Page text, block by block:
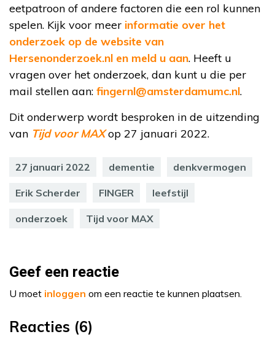
eetpatroon of andere factoren die een rol kunnen
spelen. Kijk voor meer informatie over het
onderzoek op de website van
Hersenonderzoek.nl en meld u aan. Heeft u
vragen over het onderzoek, dan kunt u die per
mail stellen aan: fingernl@amsterdamumc.nl.
Dit onderwerp wordt besproken in de uitzending
van Tijd voor MAX op 27 januari 2022.
27 januari 2022 dementie denkvermogen
Erik Scherder FINGER leefstijl
onderzoek Tijd voor MAX
Geef een reactie
U moet inloggen om een reactie te kunnen plaatsen.
Reacties (6)